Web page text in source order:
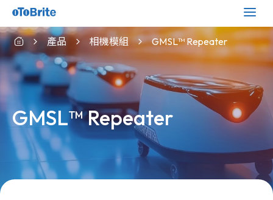
產品 相機模組 GMSL™ Repeater
GMSL™ Repeater